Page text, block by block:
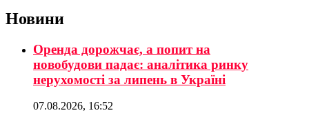
Новини
Оренда дорожчає, а попит на
новобудови падає: аналітика ринку
нерухомості за липень в Україні
07.08.2026, 16:52